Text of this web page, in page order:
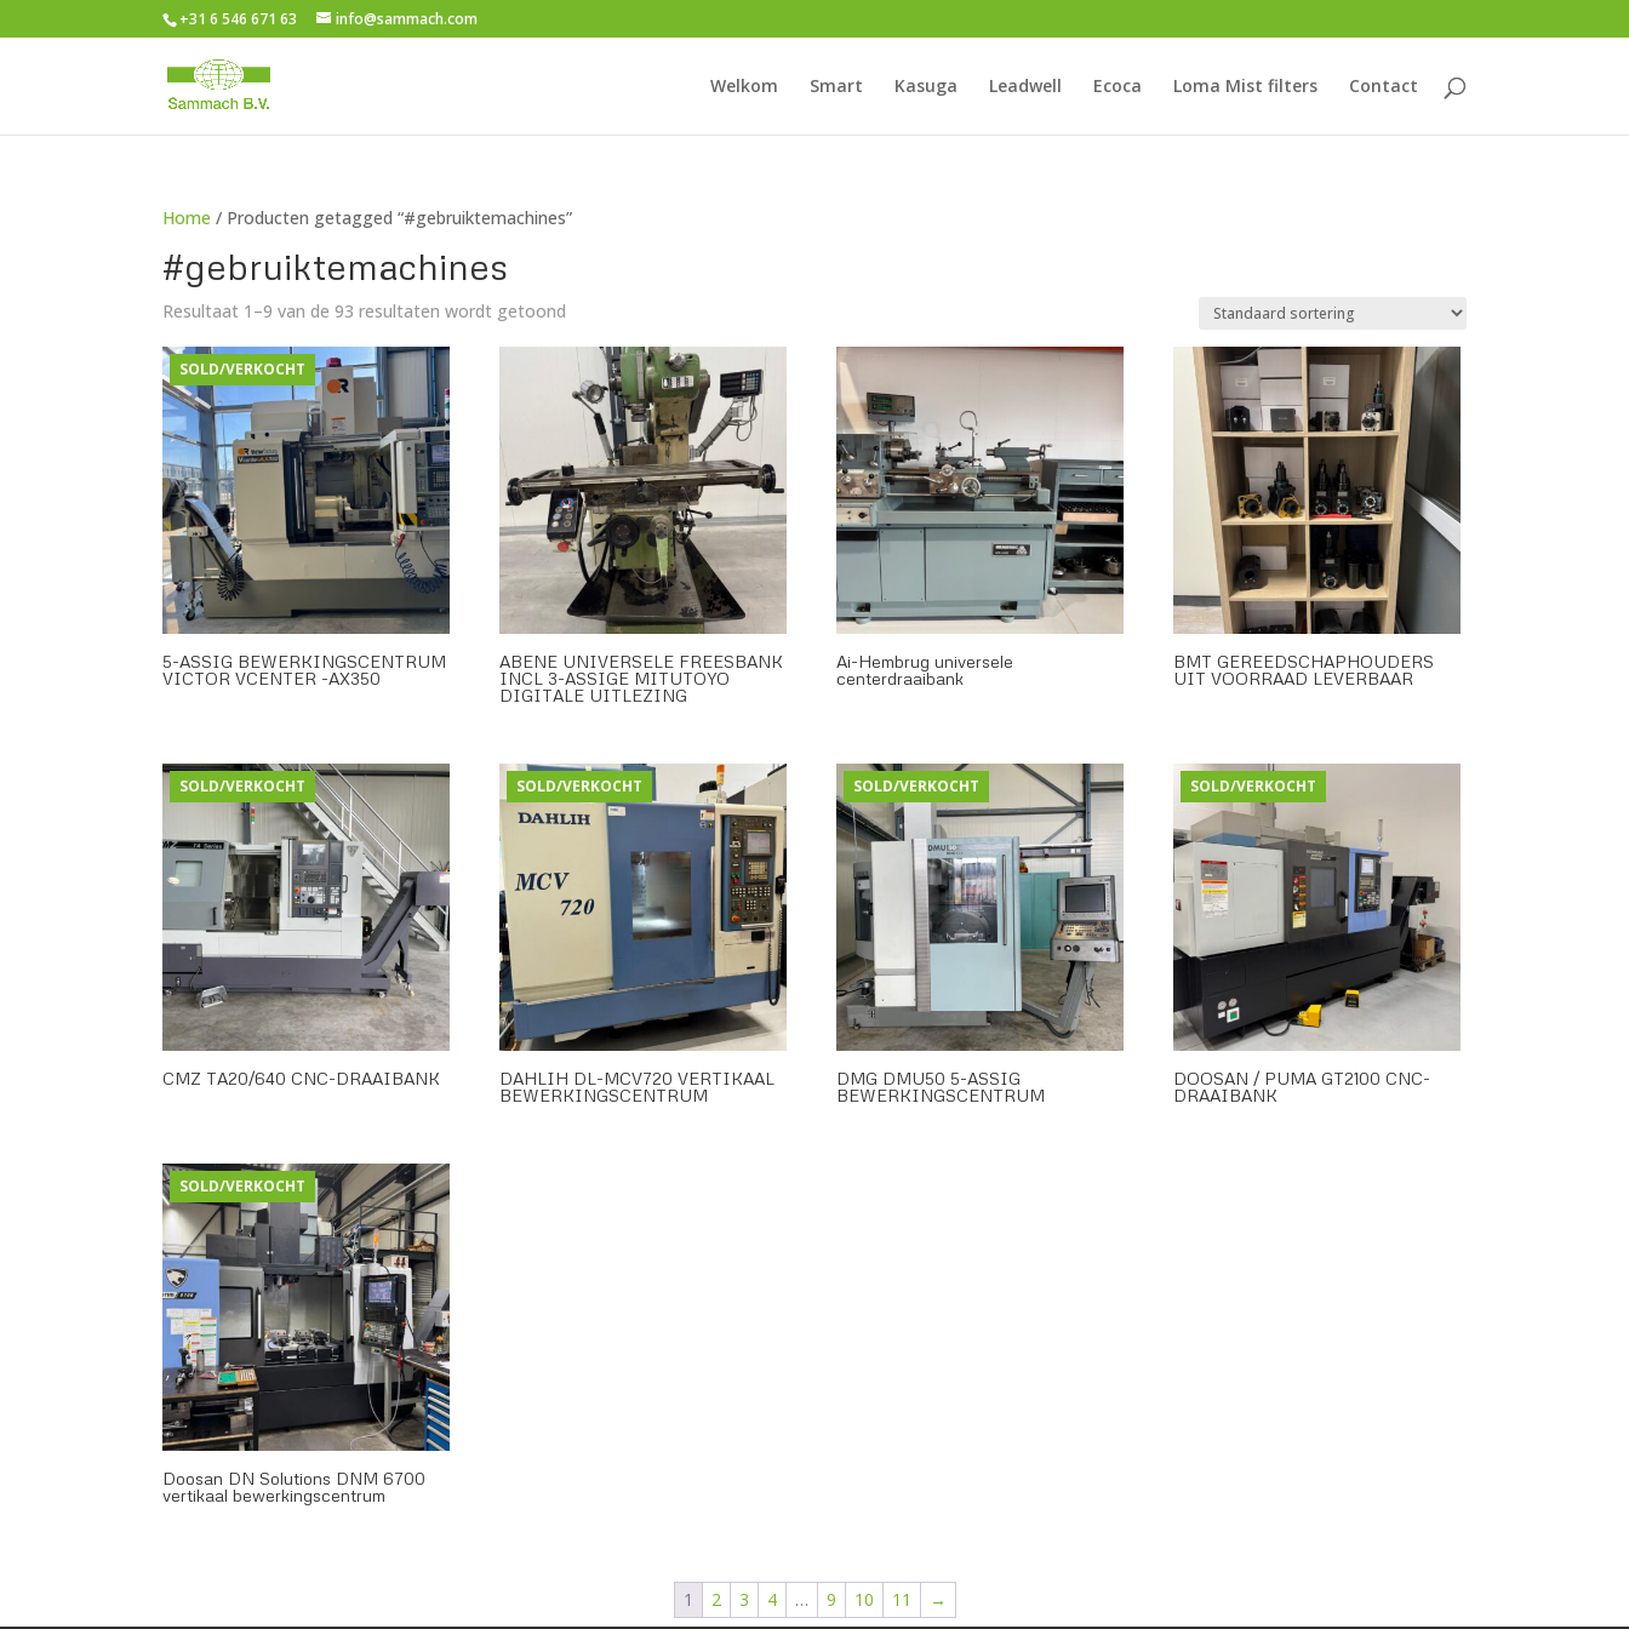
+31 6 546 671 63 info@sammach.com
Welkom Smart Kasuga Leadwell Ecoca Loma Mist filters Contact
Home / Producten getagged “#gebruiktemachines”
#gebruiktemachines
Resultaat 1–9 van de 93 resultaten wordt getoond
SOLD/VERKOCHT
5-ASSIG BEWERKINGSCENTRUM
VICTOR VCENTER -AX350
ABENE UNIVERSELE FREESBANK
INCL 3-ASSIGE MITUTOYO
DIGITALE UITLEZING
Ai-Hembrug universele
centerdraaibank
BMT GEREEDSCHAPHOUDERS
UIT VOORRAAD LEVERBAAR
SOLD/VERKOCHT
CMZ TA20/640 CNC-DRAAIBANK
SOLD/VERKOCHT
DAHLIH DL-MCV720 VERTIKAAL
BEWERKINGSCENTRUM
SOLD/VERKOCHT
DMG DMU50 5-ASSIG
BEWERKINGSCENTRUM
SOLD/VERKOCHT
DOOSAN / PUMA GT2100 CNC-
DRAAIBANK
SOLD/VERKOCHT
Doosan DN Solutions DNM 6700
vertikaal bewerkingscentrum
1 2 3 4 … 9 10 11 →